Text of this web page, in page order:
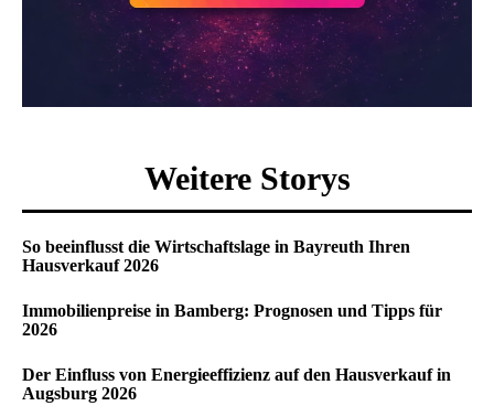
Weitere Storys
So beeinflusst die Wirtschaftslage in Bayreuth Ihren
Hausverkauf 2026
Immobilienpreise in Bamberg: Prognosen und Tipps für
2026
Der Einfluss von Energieeffizienz auf den Hausverkauf in
Augsburg 2026